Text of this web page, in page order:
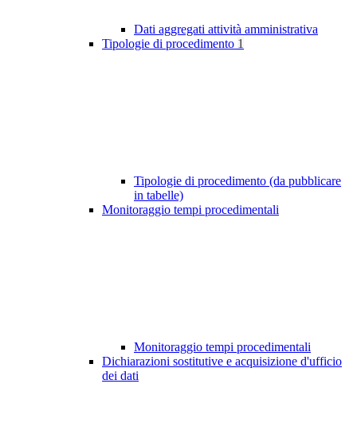
Dati aggregati attività amministrativa
Tipologie di procedimento 1
Tipologie di procedimento (da pubblicare
in tabelle)
Monitoraggio tempi procedimentali
Monitoraggio tempi procedimentali
Dichiarazioni sostitutive e acquisizione d'ufficio
dei dati